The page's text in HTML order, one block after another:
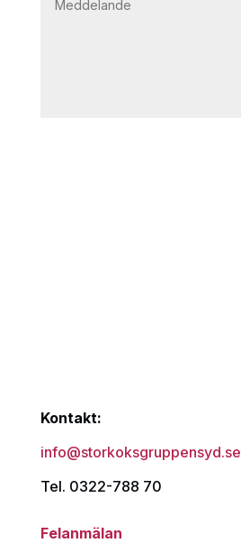
Kontakt:
info@storkoksgruppensyd.se
Tel. 0322-788 70
Felanmälan